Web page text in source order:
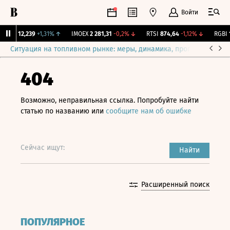
Войти
12,239 +1,31% ↑ IMOEX 2 281,31 -0,2%↓ RTSI 874,64 -1,12%↓ RGBI
Ситуация на топливном рынке: меры, динамика, прогнозы
404
Возможно, неправильная ссылка. Попробуйте найти
статью по названию или сообщите нам об ошибке
Сейчас ищут: Найти
Расширенный поиск
ПОПУЛЯРНОЕ